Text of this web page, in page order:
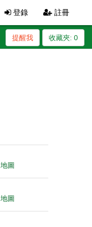
登錄 註冊
收藏夾: 0
提醒我
地圖
地圖